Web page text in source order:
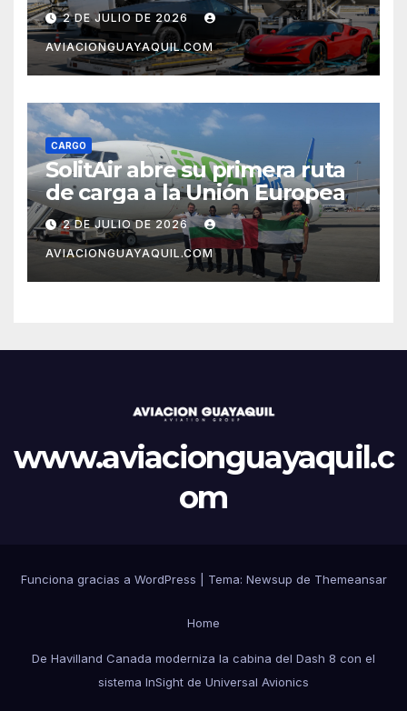
2 DE JULIO DE 2026
AVIACIONGUAYAQUIL.COM
CARGO
SolitAir abre su primera ruta
de carga a la Unión Europea
2 DE JULIO DE 2026
AVIACIONGUAYAQUIL.COM
www.aviacionguayaquil.c
om
Funciona gracias a WordPress Tema: Newsup de Themeansar
Home
De Havilland Canada moderniza la cabina del Dash 8 con el
sistema InSight de Universal Avionics